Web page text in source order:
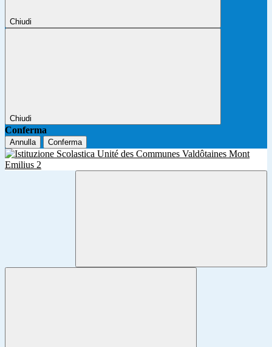
Chiudi
Chiudi
Conferma
Annulla Conferma